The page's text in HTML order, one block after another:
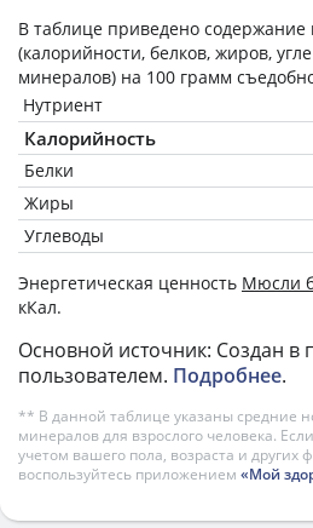
В таблице приведено
(калорийности, белков, жиров,
минералов) на 100 грамм
Нутриент
Калорийность
Белки
Жиры
Углеводы
Энергетическая ценность Мюсли
кКал.
Основной источник: Создан в
пользователем. Подробнее.
** В данной таблице указаны средние
минералов для взрослого человека.
учетом вашего пола, возраста и других
воспользуйтесь приложением «Мой